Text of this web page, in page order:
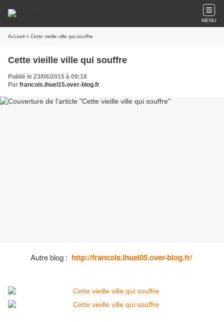
MENU
Accueil » Cette vieille ville qui souffre
Cette vieille ville qui souffre
Publié le 23/06/2015 à 09:18
Par francois.ihuel15.over-blog.fr
Autre blog : http://francois.ihuel05.over-blog.fr/